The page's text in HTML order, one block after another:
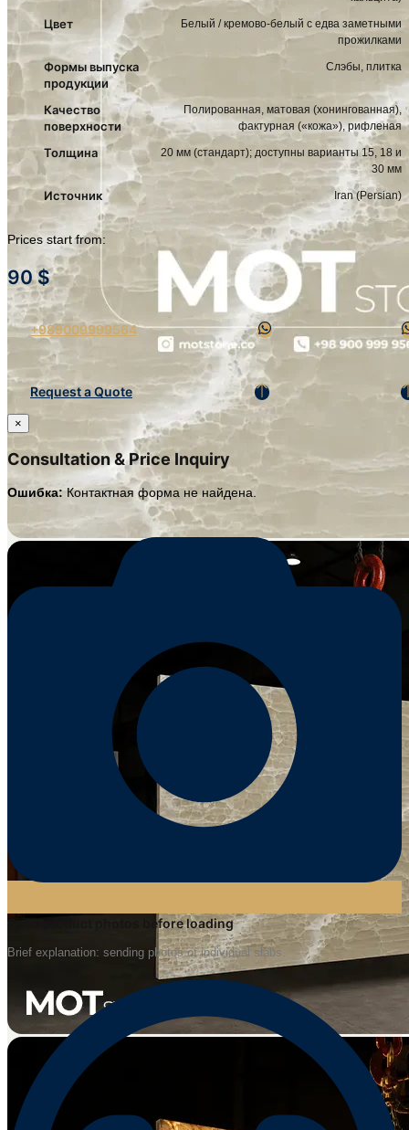
Цвет
Белый / кремово-белый с едва заметными
прожилками
Формы выпуска
продукции
Слэбы, плитка
Качество
поверхности
Полированная, матовая (хонингованная),
фактурная («кожа»), рифленая
Толщина
20 мм (стандарт); доступны варианты 15, 18 и
30 мм
Источник Iran (Persian)
Prices start from:
90$
+989009999564
Request a Quote
×
Consultation & Price Inquiry
Ошибка:Контактная форма не найдена.
Send product photos before loading
Brief explanation: sending photos of individual slabs.